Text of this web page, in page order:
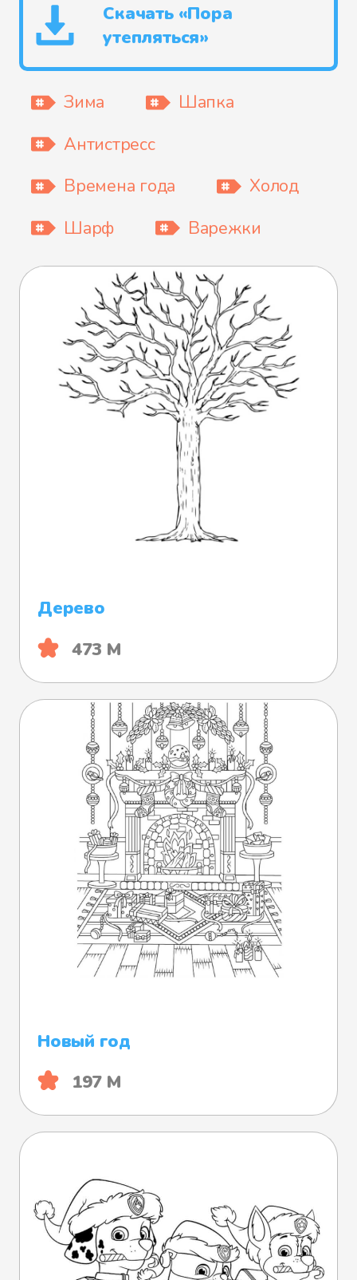
Скачать «Пора
утепляться»
Зима
Шапка
Антистресс
Времена года
Холод
Шарф
Варежки
Дерево
473 М
Новый год
197 М